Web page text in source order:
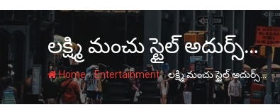
లక్ష్మి మంచు స్టైల్‌ అదుర్స్…
Home-Entertainment-లక్ష్మి మంచు స్టైల్‌ అదుర్స్…